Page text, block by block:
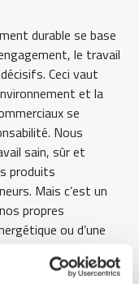
durable se base
le travail
Ceci vaut
et la
se
Nous
sain, sûr et
produits
Mais c’est un
propres
ou d’une